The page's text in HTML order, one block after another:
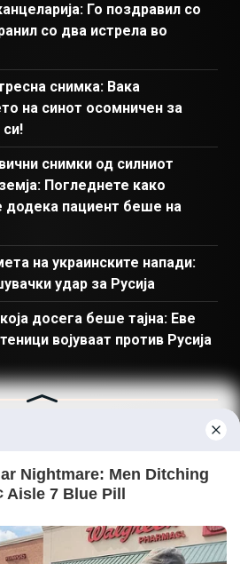
Го поздравил со
со два истрела во
снимка: Вака
на синот осомничен за
си!
снимки од силниот
Погледнете како
додека пациент беше на
на украинските напади:
удар за Русија
досега беше тајна: Еве
војуваат против Русија
и Свет Спорт